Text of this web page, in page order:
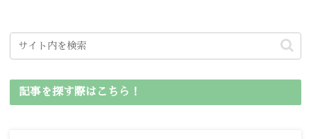
記事を探す際はこちら！